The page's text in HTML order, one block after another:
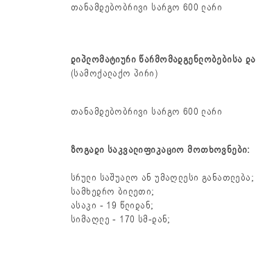
თანამდებობრივი სარგო 600 ლარი
დიპლომატიური წარმომადგენლობებისა და
(სამოქალაქო პირი)
თანამდებობრივი სარგო 600 ლარი
ზოგადი საკვალიფიკაციო მოთხოვნები:
სრული საშუალო ან უმაღლესი განათლება;
სამხედრო ბილეთი;
ასაკი - 19 წლიდან;
სიმაღლე - 170 სმ-დან;